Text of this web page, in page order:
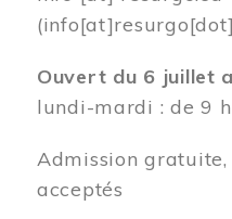
Ouvert du 6 juillet
lundi-mardi : de 9
Admission gratuite,
acceptés